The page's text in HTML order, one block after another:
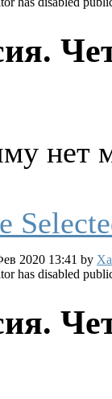
нет
2020 13:41 by
has disabled